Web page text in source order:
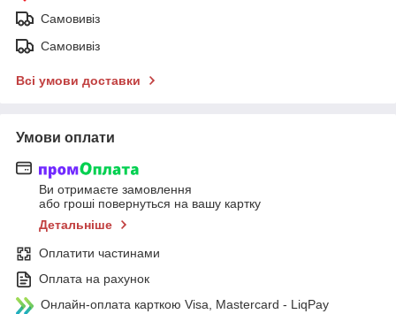
Самовивіз
Самовивіз
Всі умови доставки
Умови оплати
Ви отримаєте замовлення
або гроші повернуться на вашу картку
Детальніше
Оплатити частинами
Оплата на рахунок
Онлайн-оплата карткою Visa, Mastercard - LiqPay